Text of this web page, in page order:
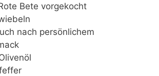
Bete vorgekocht
nach persönlichem